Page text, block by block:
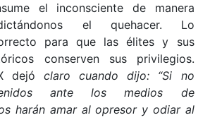
el inconsciente de manera
el quehacer. Lo
para que las élites y sus
conserven sus privilegios.
dejó claro cuando dijo: “Si no
ante los medios de
harán amar al opresor y odiar al